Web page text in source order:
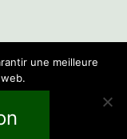
Belleyune meilleure